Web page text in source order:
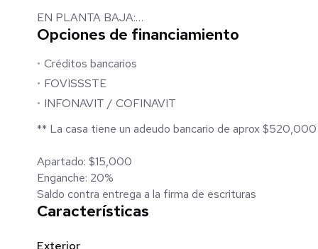
EN PLANTA BAJA:
- Cochera techada para dos autos
- Cocina con isla toda vestida con madera de Parota
- Sala de TV o Family Room
- Estudio o habitación tipo flex
- Jardín / Patio techado con mayasombra
- Pasillo lateral de servicio techado
EN PLANTA ALTA:
- Habitación Principal con closet
- Un baño completo
Opciones de financiamiento
Créditos bancarios
FOVISSSTE
INFONAVIT / COFINAVIT
** La casa tiene un adeudo bancario de aprox
Apartado: $15,000
Enganche: 20%
Saldo contra entrega a la firma de escrituras
Características
Exterior